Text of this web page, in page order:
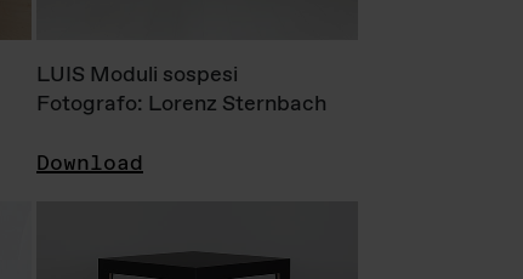
LUIS Moduli sospesi
Fotografo: Lorenz Sternbach
Download